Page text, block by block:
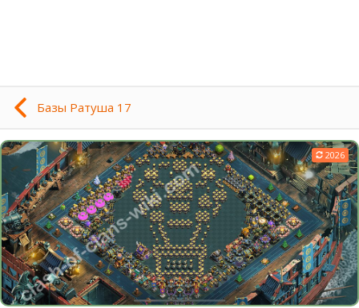
Базы Ратуша 17
2026